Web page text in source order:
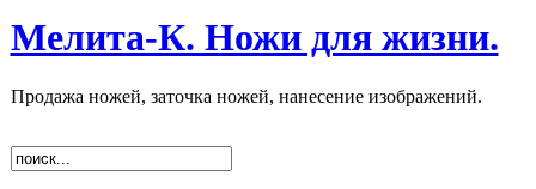
Мелита-К. Ножи для жизни.
Продажа ножей, заточка ножей, нанесение изображений.